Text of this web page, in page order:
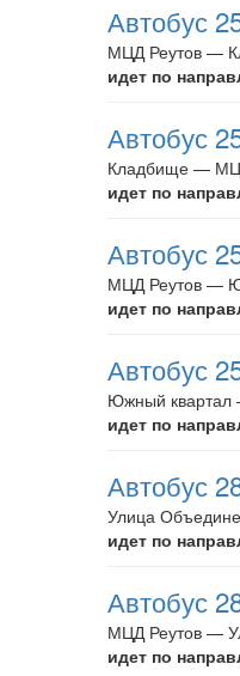
Автобус
МЦД Реутов —
идет по
Автобус
Кладбище —
идет по
Автобус
МЦД Реутов —
идет по
Автобус
Южный
идет по
Автобус
Улица
идет по
Автобус
МЦД Реутов —
идет по